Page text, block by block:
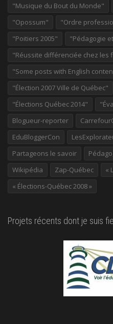
"Musique du Bout du Monde"
"Opossum"
"Ordre
"Poitiers 2005"
"Pédagogie
"Réussite différenciée chez les
"Some posts with English
"Élection 2007 Ville de Québec"
"Élections Québec 2014"
Blogueur-reporter
EduBloggerCon
Partageons le savoir
Wikipédia
Zap-Québec
«
« Élections-Québec 2008 »
Projets récents dont je suis